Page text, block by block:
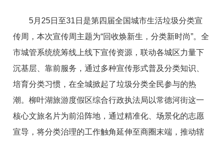
5月25日至31日是第四届全国城市生活垃圾分类宣
传周，本次宣传周主题为“回收焕新生，分类新时尚”。全
市城管系统统筹线上线下宣传资源，联动各城区力量下
沉基层、靠前服务，通过多种宣传形式普及分类知识、
培育分类习惯，在全城掀起了垃圾分类全民参与的热
潮。柳叶湖旅游度假区综合行政执法局以常德河街这一
核心文旅名片为前沿阵地，通过精准化、场景化的志愿
宣导，将分类治理的工作触角延伸至商圈末端，推动辖